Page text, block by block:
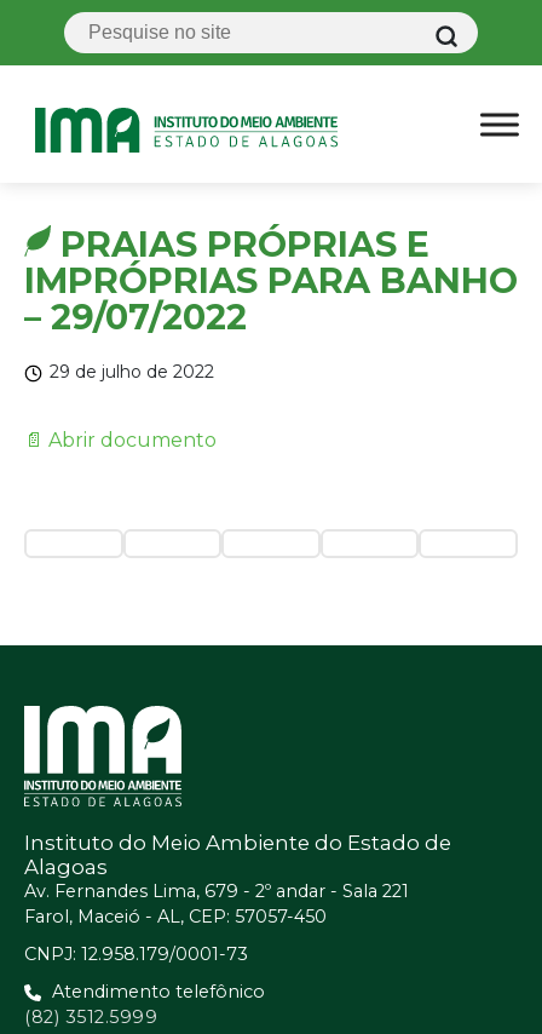
PRAIAS PRÓPRIAS E
IMPRÓPRIAS PARA BANHO
– 29/07/2022
29 de julho de 2022
📄 Abrir documento
Instituto do Meio Ambiente do Estado de
Alagoas
Av. Fernandes Lima, 679 - 2º andar - Sala 221
Farol, Maceió - AL, CEP: 57057-450
CNPJ: 12.958.179/0001-73
Atendimento telefônico
(82) 3512.5999